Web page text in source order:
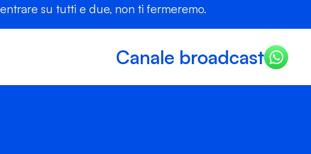
entrare su tutti e due, non ti fermeremo.
Canale broadcast